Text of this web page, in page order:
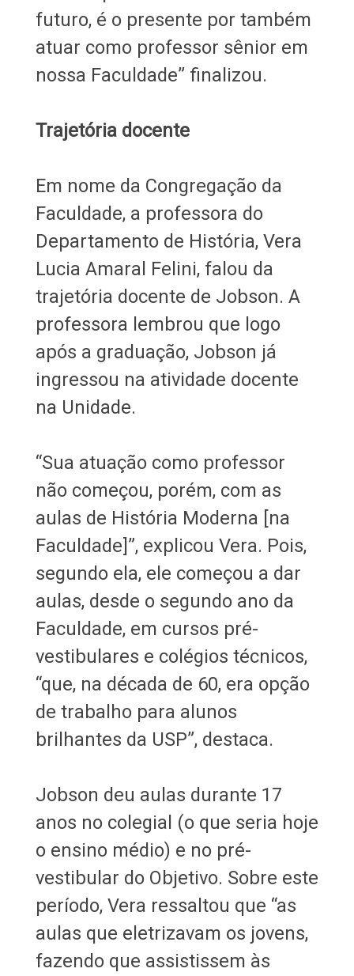
futuro, é o presente por também
atuar como professor sênior em
nossa Faculdade” finalizou.
Trajetória docente
Em nome da Congregação da
Faculdade, a professora do
Departamento de História, Vera
Lucia Amaral Felini, falou da
trajetória docente de Jobson. A
professora lembrou que logo
após a graduação, Jobson já
ingressou na atividade docente
na Unidade.
“Sua atuação como professor
não começou, porém, com as
aulas de História Moderna [na
Faculdade]”, explicou Vera. Pois,
segundo ela, ele começou a dar
aulas, desde o segundo ano da
Faculdade, em cursos pré-
vestibulares e colégios técnicos,
“que, na década de 60, era opção
de trabalho para alunos
brilhantes da USP”, destaca.
Jobson deu aulas durante 17
anos no colegial (o que seria hoje
o ensino médio) e no pré-
vestibular do Objetivo. Sobre este
período, Vera ressaltou que “as
aulas que eletrizavam os jovens,
fazendo que assistissem às